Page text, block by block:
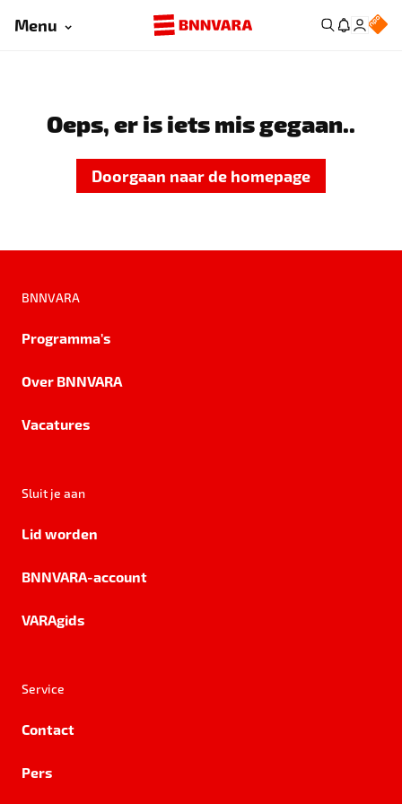
Menu
Oeps, er is iets mis gegaan..
Doorgaan naar de homepage
BNNVARA
Programma's
Over BNNVARA
Vacatures
Sluit je aan
Lid worden
BNNVARA-account
VARAgids
Service
Contact
Pers